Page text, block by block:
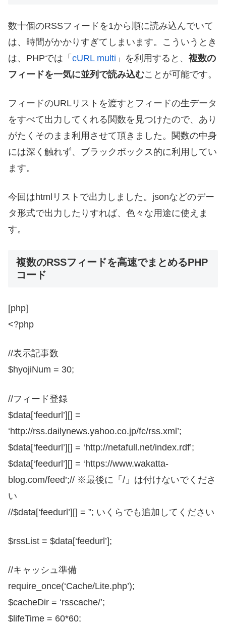
数十個のRSSフィードを1から順に読み込んでいて
は、時間がかかりすぎてしまいます。こういうとき
は、PHPでは「 cURL multi 」を利用すると、 複数の
フィードを一気に並列で読み込むことが可能です。
フィードのURLリストを渡すとフィードの生データ
をすべて出力してくれる関数を見つけたので、あり
がたくそのまま利用させて頂きました。関数の中身
には深く触れず、ブラックボックス的に利用してい
ます。
今回はhtmlリストで出力しました。jsonなどのデー
タ形式で出力したりすれば、色々な用途に使えま
す。
複数のRSSフィードを高速でまとめるPHP
コード
[php]
<?php
//表示記事数
$hyojiNum = 30;
//フィード登録
$data[‘feedurl’][] =
‘http://rss.dailynews.yahoo.co.jp/fc/rss.xml’;
$data[‘feedurl’][] = ‘http://netafull.net/index.rdf’;
$data[‘feedurl’][] = ‘https://www.wakatta-
blog.com/feed’;// ※最後に「/」は付けないでくださ
い
//$data[‘feedurl’][] = ”; いくらでも追加してください
$rssList = $data[‘feedurl’];
//キャッシュ準備
require_once(‘Cache/Lite.php’);
$cacheDir = ‘rsscache/’;
$lifeTime = 60*60;